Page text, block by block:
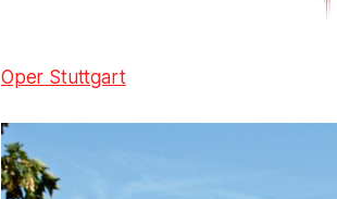
Oper Stuttgart